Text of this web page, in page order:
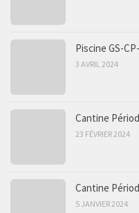
Piscine GS-
3 AVRIL 2024
Cantine
23 FÉVRIER 2024
Cantine
5 JANVIER 2024